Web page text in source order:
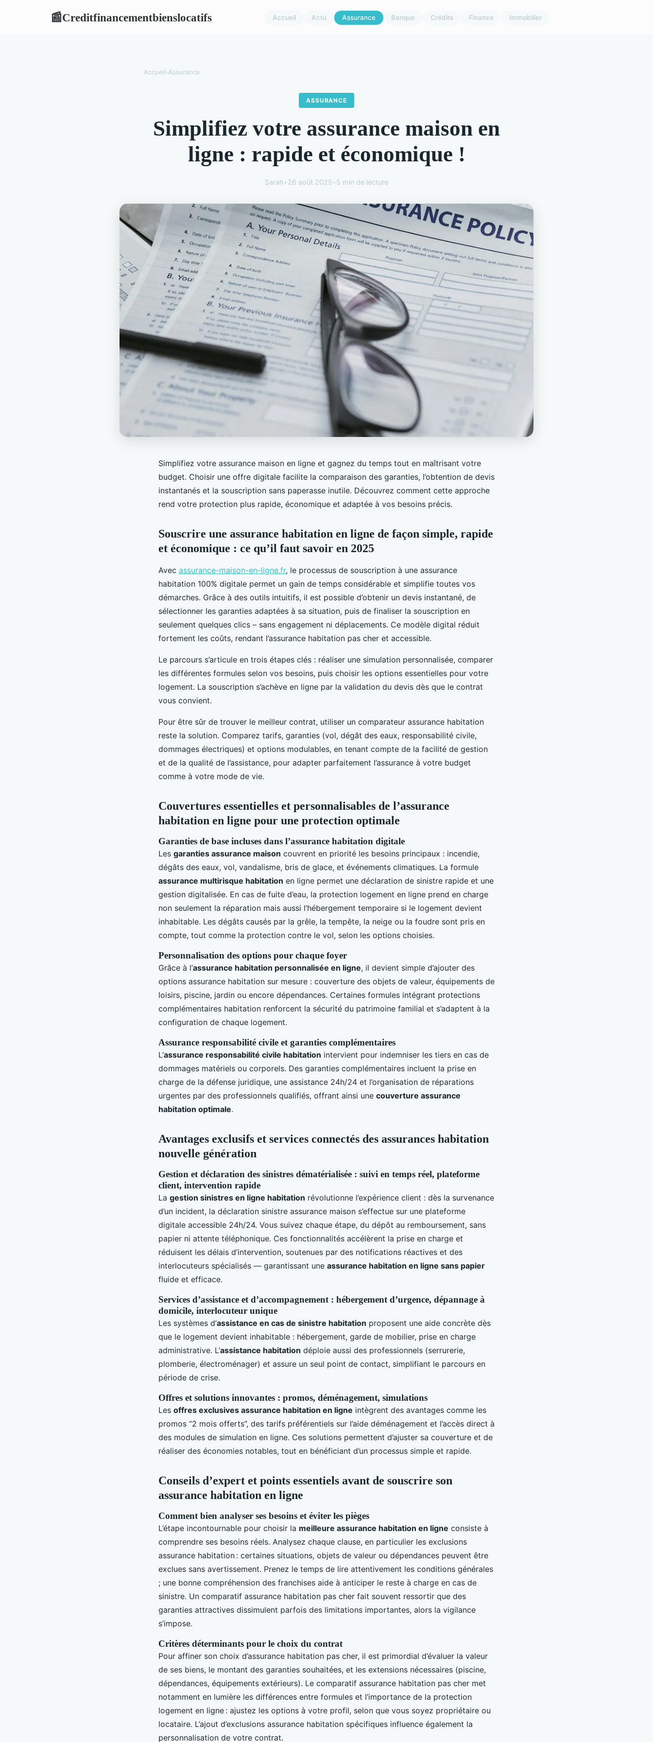
📰Creditfinancementbienslocatifs Accueil Actu Assurance Banque Crédits Finance Immobilier
Accueil›Assurance
ASSURANCE
Simplifiez votre assurance maison en
ligne : rapide et économique !
Sarah •26 août 2025•5 min de lecture
Simplifiez votre assurance maison en ligne et gagnez du temps tout en maîtrisant votre
budget. Choisir une offre digitale facilite la comparaison des garanties, l’obtention de devis
instantanés et la souscription sans paperasse inutile. Découvrez comment cette approche
rend votre protection plus rapide, économique et adaptée à vos besoins précis.
Souscrire une assurance habitation en ligne de façon simple, rapide
et économique : ce qu’il faut savoir en 2025
Avec assurance-maison-en-ligne.fr, le processus de souscription à une assurance
habitation 100% digitale permet un gain de temps considérable et simplifie toutes vos
démarches. Grâce à des outils intuitifs, il est possible d’obtenir un devis instantané, de
sélectionner les garanties adaptées à sa situation, puis de finaliser la souscription en
seulement quelques clics – sans engagement ni déplacements. Ce modèle digital réduit
fortement les coûts, rendant l’assurance habitation pas cher et accessible.
Le parcours s’articule en trois étapes clés : réaliser une simulation personnalisée, comparer
les différentes formules selon vos besoins, puis choisir les options essentielles pour votre
logement. La souscription s’achève en ligne par la validation du devis dès que le contrat
vous convient.
Pour être sûr de trouver le meilleur contrat, utiliser un comparateur assurance habitation
reste la solution. Comparez tarifs, garanties (vol, dégât des eaux, responsabilité civile,
dommages électriques) et options modulables, en tenant compte de la facilité de gestion
et de la qualité de l’assistance, pour adapter parfaitement l’assurance à votre budget
comme à votre mode de vie.
Couvertures essentielles et personnalisables de l’assurance
habitation en ligne pour une protection optimale
Garanties de base incluses dans l’assurance habitation digitale
Les garanties assurance maison couvrent en priorité les besoins principaux : incendie,
dégâts des eaux, vol, vandalisme, bris de glace, et événements climatiques. La formule
assurance multirisque habitation en ligne permet une déclaration de sinistre rapide et une
gestion digitalisée. En cas de fuite d’eau, la protection logement en ligne prend en charge
non seulement la réparation mais aussi l’hébergement temporaire si le logement devient
inhabitable. Les dégâts causés par la grêle, la tempête, la neige ou la foudre sont pris en
compte, tout comme la protection contre le vol, selon les options choisies.
Personnalisation des options pour chaque foyer
Grâce à l’assurance habitation personnalisée en ligne, il devient simple d’ajouter des
options assurance habitation sur mesure : couverture des objets de valeur, équipements de
loisirs, piscine, jardin ou encore dépendances. Certaines formules intégrant protections
complémentaires habitation renforcent la sécurité du patrimoine familial et s’adaptent à la
configuration de chaque logement.
Assurance responsabilité civile et garanties complémentaires
L’assurance responsabilité civile habitation intervient pour indemniser les tiers en cas de
dommages matériels ou corporels. Des garanties complémentaires incluent la prise en
charge de la défense juridique, une assistance 24h/24 et l’organisation de réparations
urgentes par des professionnels qualifiés, offrant ainsi une couverture assurance
habitation optimale.
Avantages exclusifs et services connectés des assurances habitation
nouvelle génération
Gestion et déclaration des sinistres dématérialisée : suivi en temps réel, plateforme
client, intervention rapide
La gestion sinistres en ligne habitation révolutionne l’expérience client : dès la survenance
d’un incident, la déclaration sinistre assurance maison s’effectue sur une plateforme
digitale accessible 24h/24. Vous suivez chaque étape, du dépôt au remboursement, sans
papier ni attente téléphonique. Ces fonctionnalités accélèrent la prise en charge et
réduisent les délais d’intervention, soutenues par des notifications réactives et des
interlocuteurs spécialisés — garantissant une assurance habitation en ligne sans papier
fluide et efficace.
Services d’assistance et d’accompagnement : hébergement d’urgence, dépannage à
domicile, interlocuteur unique
Les systèmes d’assistance en cas de sinistre habitation proposent une aide concrète dès
que le logement devient inhabitable : hébergement, garde de mobilier, prise en charge
administrative. L’assistance habitation déploie aussi des professionnels (serrurerie,
plomberie, électroménager) et assure un seul point de contact, simplifiant le parcours en
période de crise.
Offres et solutions innovantes : promos, déménagement, simulations
Les offres exclusives assurance habitation en ligne intègrent des avantages comme les
promos “2 mois offerts”, des tarifs préférentiels sur l’aide déménagement et l’accès direct à
des modules de simulation en ligne. Ces solutions permettent d’ajuster sa couverture et de
réaliser des économies notables, tout en bénéficiant d’un processus simple et rapide.
Conseils d’expert et points essentiels avant de souscrire son
assurance habitation en ligne
Comment bien analyser ses besoins et éviter les pièges
L’étape incontournable pour choisir la meilleure assurance habitation en ligne consiste à
comprendre ses besoins réels. Analysez chaque clause, en particulier les exclusions
assurance habitation : certaines situations, objets de valeur ou dépendances peuvent être
exclues sans avertissement. Prenez le temps de lire attentivement les conditions générales
; une bonne compréhension des franchises aide à anticiper le reste à charge en cas de
sinistre. Un comparatif assurance habitation pas cher fait souvent ressortir que des
garanties attractives dissimulent parfois des limitations importantes, alors la vigilance
s’impose.
Critères déterminants pour le choix du contrat
Pour affiner son choix d’assurance habitation pas cher, il est primordial d’évaluer la valeur
de ses biens, le montant des garanties souhaitées, et les extensions nécessaires (piscine,
dépendances, équipements extérieurs). Le comparatif assurance habitation pas cher met
notamment en lumière les différences entre formules et l’importance de la protection
logement en ligne : ajustez les options à votre profil, selon que vous soyez propriétaire ou
locataire. L’ajout d’exclusions assurance habitation spécifiques influence également la
personnalisation de votre contrat.